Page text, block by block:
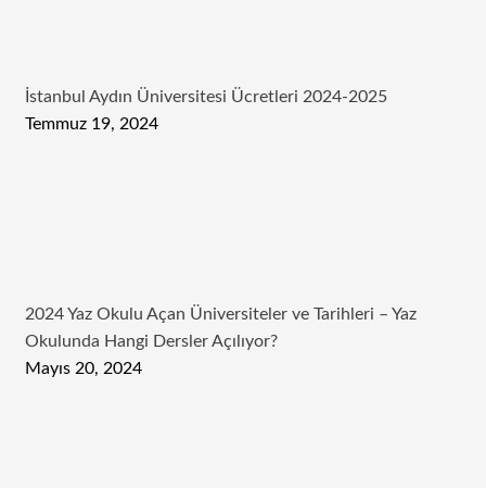
İstanbul Aydın Üniversitesi Ücretleri 2024-2025
Temmuz 19, 2024
2024 Yaz Okulu Açan Üniversiteler ve Tarihleri – Yaz
Okulunda Hangi Dersler Açılıyor?
Mayıs 20, 2024